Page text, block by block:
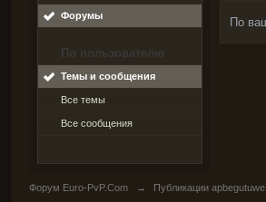
Форумы
По пользователю
Темы и сообщения
Все темы
Все сообщения
По
Форум Euro-PvP.Com → Публикации